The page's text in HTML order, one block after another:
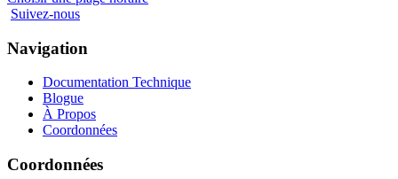
Suivez-nous
Navigation
Documentation Technique
Blogue
À Propos
Coordonnées
Coordonnées